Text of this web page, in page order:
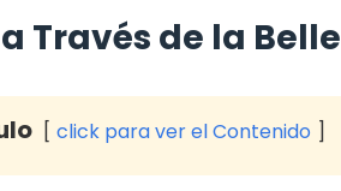
Través de la
click para ver el Contenido